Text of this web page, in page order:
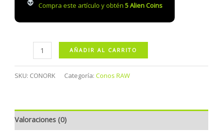
Compra este artículo y obtén 5Alien Coins
Pre
Size
AÑADIR AL CARRITO
SKU: CONORK Categoría: Conos RAW
Valoraciones (0)